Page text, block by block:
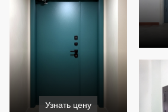
Узнать цену